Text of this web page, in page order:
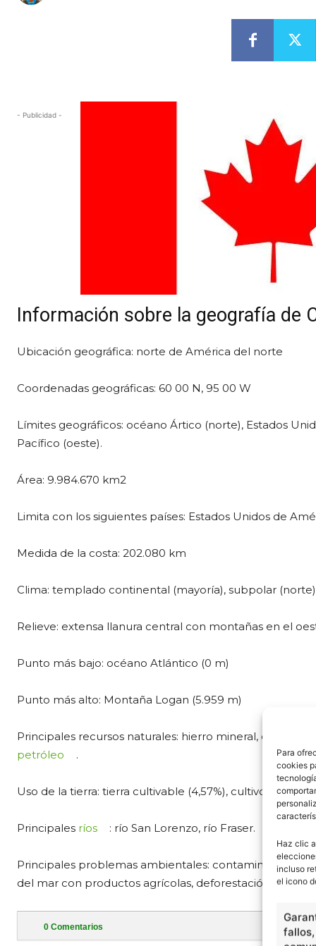
Para
cookies
Haz clic
incluso
el icono
- Publicidad -
Información sobre la geografía de
Ubicación geográfica: norte de América del norte
Coordenadas geográficas: 60 00 N, 95 00 W
Límites geográficos: océano Ártico (norte), Estados
Pacífico (oeste).
Área: 9.984.670 km2
Limita con los siguientes países: Estados Unidos de
Medida de la costa: 202.080 km
Clima: templado continental (mayoría), subpolar
Relieve: extensa llanura central con montañas en el
Punto más bajo: océano Atlántico (0 m)
Punto más alto: Montaña Logan (5.959 m)
Principales recursos naturales: hierro mineral, cinc,
petróleo
.
Uso de la tierra: tierra cultivable (4,57%), cultivos
Principales ríos : río San Lorenzo, río Fraser.
Principales problemas ambientales: contaminación
del mar con productos agrícolas, deforestación.
0 Comentarios